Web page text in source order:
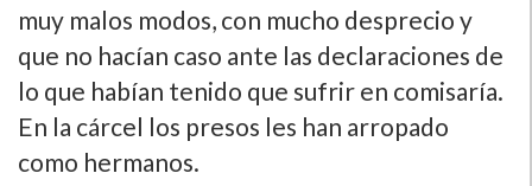
muy malos modos, con mucho desprecio y
que no hací­an caso ante las declaraciones de
lo que habí­an tenido que sufrir en comisarí­a.
En la cárcel los presos les han arropado
como hermanos.